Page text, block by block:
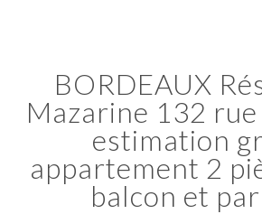
BORDEAUX Résidence
Mazarine 132
estimation
appartement 2
balcon et